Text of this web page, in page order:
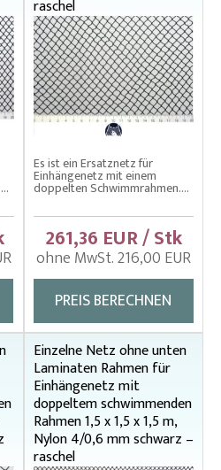
schwimenden Rahmen
raschel
Es ist ein Ersatznetz für
Einhängenetz mit einem
doppelten Schwimmrahmen....
261,36 EUR / Stk
ohne MwSt. 216,00 EUR
PREIS BERECHNEN
Einzelne Netz ohne unten
Laminaten Rahmen für
Einhängenetz mit
doppeltem schwimmenden
Rahmen 1,5 x 1,5 x 1,5 m,
Nylon 4/0,6 mm schwarz –
raschel